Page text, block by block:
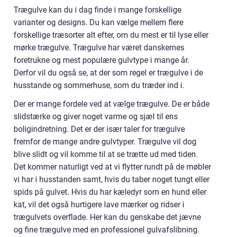
Trægulve kan du i dag finde i mange forskellige
varianter og designs. Du kan vælge mellem flere
forskellige træsorter alt efter, om du mest er til lyse eller
mørke trægulve. Trægulve har været danskernes
foretrukne og mest populære gulvtype i mange år.
Derfor vil du også se, at der som regel er trægulve i de
husstande og sommerhuse, som du træder ind i.
Der er mange fordele ved at vælge trægulve. De er både
slidstærke og giver noget varme og sjæl til ens
boligindretning. Det er der især taler for trægulve
fremfor de mange andre gulvtyper. Trægulve vil dog
blive slidt og vil komme til at se trætte ud med tiden.
Det kommer naturligt ved at vi flytter rundt på de møbler
vi har i husstanden samt, hvis du taber noget tungt eller
spids på gulvet. Hvis du har kæledyr som en hund eller
kat, vil det også hurtigere lave mærker og ridser i
trægulvets overflade. Her kan du genskabe det jævne
og fine trægulve med en professionel gulvafslibning.